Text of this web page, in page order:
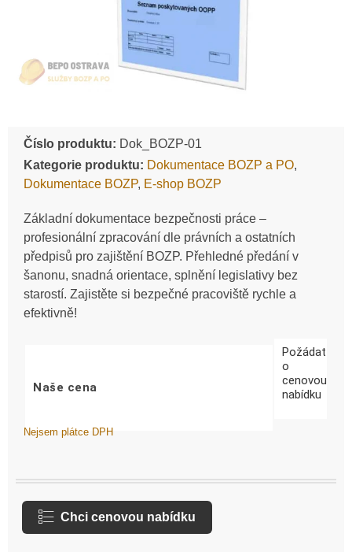
Číslo produktu: Dok_BOZP-01
Kategorie produktu: Dokumentace BOZP a PO,
Dokumentace BOZP, E-shop BOZP
Základní dokumentace bezpečnosti práce –
profesionální zpracování dle právních a ostatních
předpisů pro zajištění BOZP. Přehledné předání v
šanonu, snadná orientace, splnění legislativy bez
starostí. Zajistěte si bezpečné pracoviště rychle a
efektivně!
Naše cena
Požádat
o
cenovou
nabídku
Nejsem plátce DPH
Chci cenovou nabídku